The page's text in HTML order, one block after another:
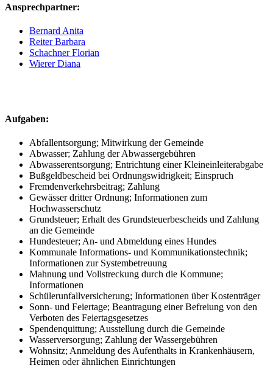
Ansprechpartner:
Bernard Anita
Reiter Barbara
Schachner Florian
Wierer Diana
Aufgaben:
Abfallentsorgung; Mitwirkung der Gemeinde
Abwasser; Zahlung der Abwassergebühren
Abwasserentsorgung; Entrichtung einer Kleineinleiterabgabe
Bußgeldbescheid bei Ordnungswidrigkeit; Einspruch
Fremdenverkehrsbeitrag; Zahlung
Gewässer dritter Ordnung; Informationen zum
Hochwasserschutz
Grundsteuer; Erhalt des Grundsteuerbescheids und Zahlung
an die Gemeinde
Hundesteuer; An- und Abmeldung eines Hundes
Kommunale Informations- und Kommunikationstechnik;
Informationen zur Systembetreuung
Mahnung und Vollstreckung durch die Kommune;
Informationen
Schülerunfallversicherung; Informationen über Kostenträger
Sonn- und Feiertage; Beantragung einer Befreiung von den
Verboten des Feiertagsgesetzes
Spendenquittung; Ausstellung durch die Gemeinde
Wasserversorgung; Zahlung der Wassergebühren
Wohnsitz; Anmeldung des Aufenthalts in Krankenhäusern,
Heimen oder ähnlichen Einrichtungen